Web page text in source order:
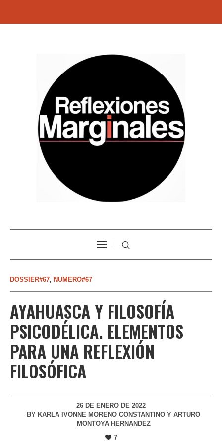
DOSSIER#67, NUMERO#67
AYAHUASCA Y FILOSOFÍA
PSICODÉLICA. ELEMENTOS
PARA UNA REFLEXIÓN
FILOSÓFICA
26 DE ENERO DE 2022
BY KARLA IVONNE MORENO CONSTANTINO Y ARTURO
MONTOYA HERNANDEZ
7